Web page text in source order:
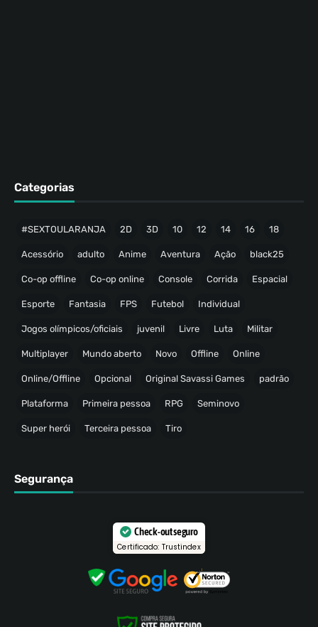
Categorias
#SEXTOULARANJA 2D 3D 10 12 14 16 18
Acessório adulto Anime Aventura Ação black25
Co-op offline Co-op online Console Corrida Espacial
Esporte Fantasia FPS Futebol Individual
Jogos olímpicos/oficiais juvenil Livre Luta Militar
Multiplayer Mundo aberto Novo Offline Online
Online/Offline Opcional Original Savassi Games padrão
Plataforma Primeira pessoa RPG Seminovo
Super herói Terceira pessoa Tiro
Segurança
Check-out seguro
Certificado: Trustindex